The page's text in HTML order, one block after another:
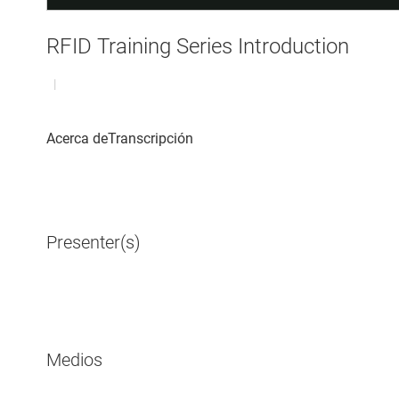
RFID Training Series Introduction
|
Presenter(s)
Medios